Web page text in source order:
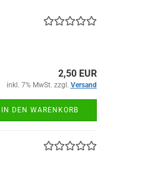
2,50 EUR
inkl. 7% MwSt. zzgl. Versand
IN DEN WARENKORB